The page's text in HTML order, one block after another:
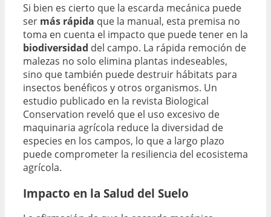
Si bien es cierto que la escarda mecánica puede
ser más rápida que la manual, esta premisa no
toma en cuenta el impacto que puede tener en la
biodiversidad del campo. La rápida remoción de
malezas no solo elimina plantas indeseables,
sino que también puede destruir hábitats para
insectos benéficos y otros organismos. Un
estudio publicado en la revista Biological
Conservation reveló que el uso excesivo de
maquinaria agrícola reduce la diversidad de
especies en los campos, lo que a largo plazo
puede comprometer la resiliencia del ecosistema
agrícola.
Impacto en la Salud del Suelo